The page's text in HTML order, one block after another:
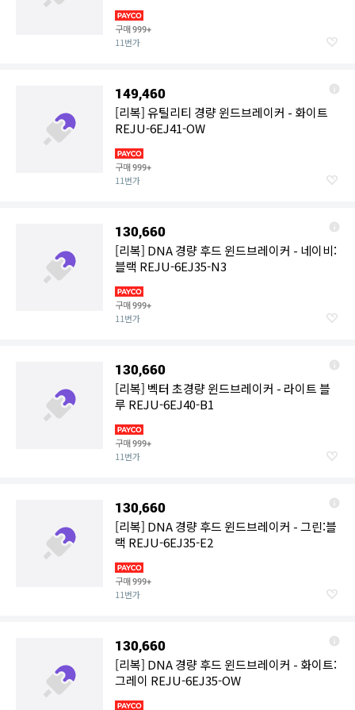
구매999+
11번가
149,460
[리복] 유틸리티 경량 윈드브레이커 - 화이트
REJU-6EJ41-OW
구매999+
11번가
130,660
[리복] DNA 경량 후드 윈드브레이커 - 네이비:
블랙 REJU-6EJ35-N3
구매999+
11번가
130,660
[리복] 벡터 초경량 윈드브레이커 - 라이트 블
루 REJU-6EJ40-B1
구매999+
11번가
130,660
[리복] DNA 경량 후드 윈드브레이커 - 그린:블
랙 REJU-6EJ35-E2
구매999+
11번가
130,660
[리복] DNA 경량 후드 윈드브레이커 - 화이트:
그레이 REJU-6EJ35-OW